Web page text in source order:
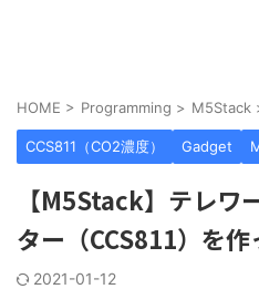
HOME > Programming > M5Stack
CCS811（CO2濃度） Gadget
【M5Stack】テレワ
ター（CCS811）を作
2021-01-12